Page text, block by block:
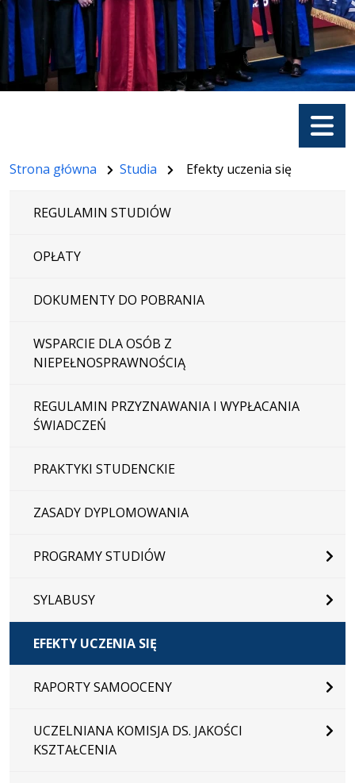
Menu
Strona główna Studia Efekty uczenia się
REGULAMIN STUDIÓW
OPŁATY
DOKUMENTY DO POBRANIA
WSPARCIE DLA OSÓB Z
NIEPEŁNOSPRAWNOŚCIĄ
REGULAMIN PRZYZNAWANIA I WYPŁACANIA
ŚWIADCZEŃ
PRAKTYKI STUDENCKIE
ZASADY DYPLOMOWANIA
PROGRAMY STUDIÓW
SYLABUSY
EFEKTY UCZENIA SIĘ
RAPORTY SAMOOCENY
UCZELNIANA KOMISJA DS. JAKOŚCI
KSZTAŁCENIA